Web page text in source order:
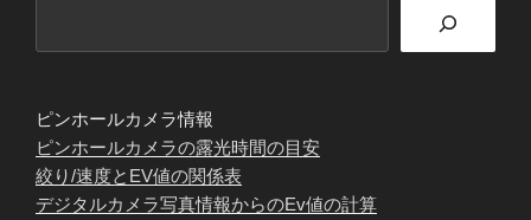
ピンホールカメラ情報
ピンホールカメラの露光時間の目安
絞り/速度とEV値の関係表
デジタルカメラ写真情報からのEv値の計算